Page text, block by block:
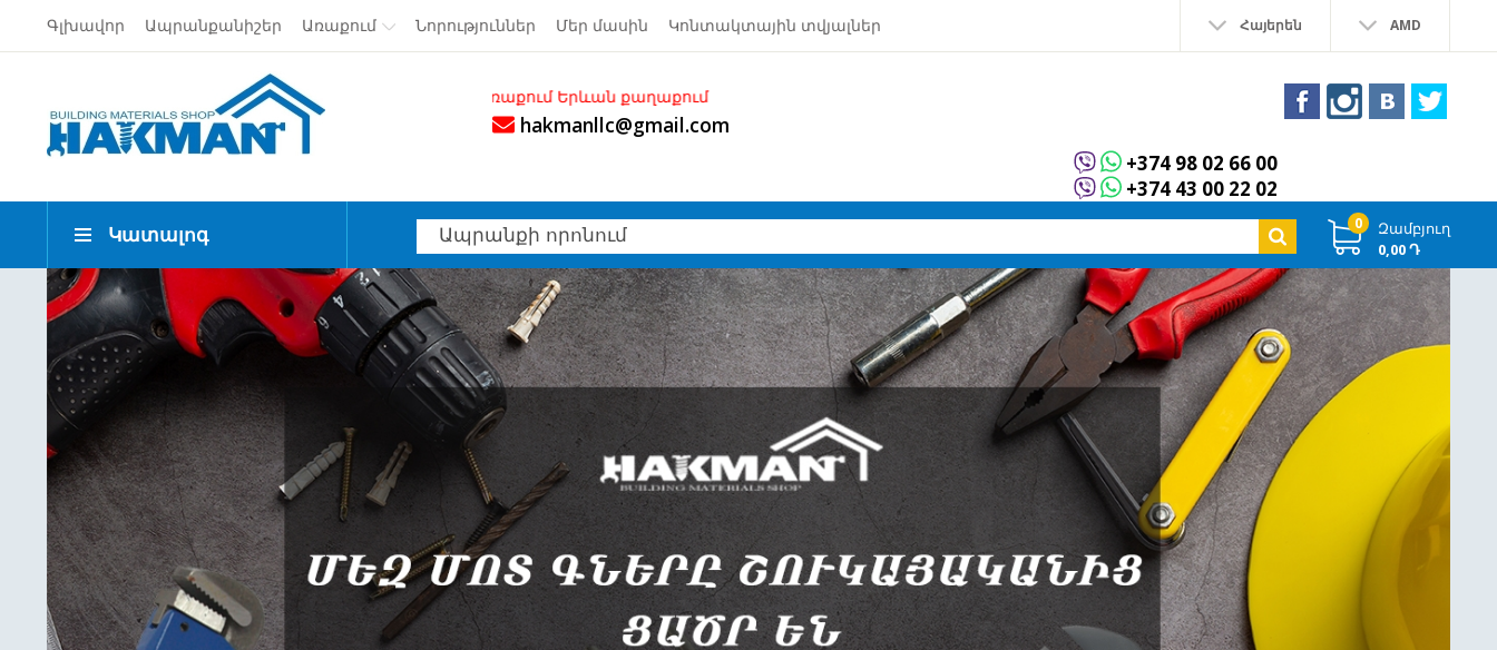
Գլխավոր Ապրանքանիշեր Առաքում Նորություններ Մեր մասին Կոնտակտային տվյալներ Հայերեն AMD
Անվճար առաքում Երևան քաղաքում
hakmanllc@gmail.com
+374 98 02 66 00
+374 43 00 22 02
0
Զամբյուղ
0,00 Դ
Կատալոգ